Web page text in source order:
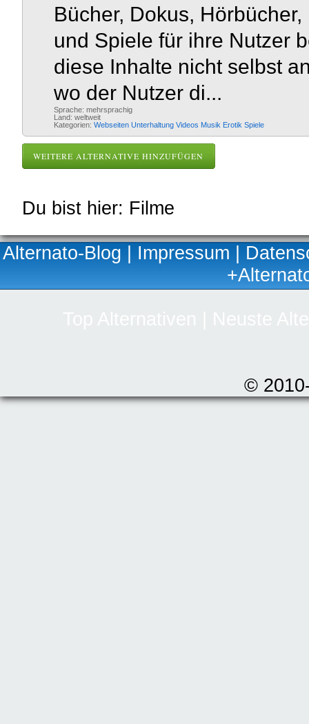
Bücher, Dokus,
und Spiele für ihre Nutzer
diese Inhalte nicht selbst
wo der Nutzer di...
Sprache: mehrsprachig
Land: weltweit
Kategorien: Webseiten Unterhaltung Videos Musik Erotik Spiele
WEITERE ALTERNATIVE HINZUFÜGEN
Du bist hier: Filme
Alternato-Blog | Impressum |
©